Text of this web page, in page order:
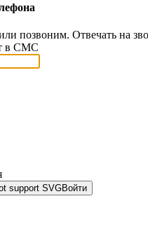
позвоним. Отвечать на
в СМС
support SVGВойти